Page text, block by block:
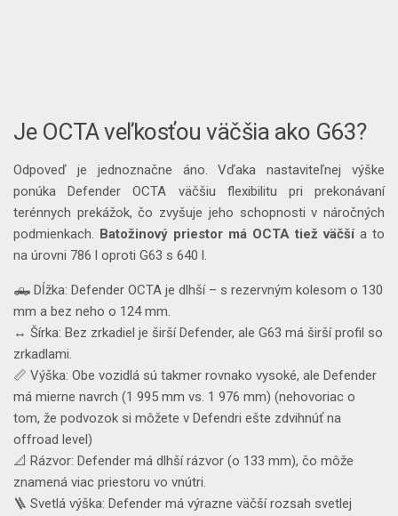
Je OCTA veľkosťou väčšia ako G63?
Odpoveď je jednoznačne áno. Vďaka nastaviteľnej výške
ponúka Defender OCTA väčšiu flexibilitu pri prekonávaní
terénnych prekážok, čo zvyšuje jeho schopnosti v náročných
podmienkach. Batožinový priestor má OCTA tiež väčšía to
na úrovni 786 l oproti G63 s 640 l.
🛻 Dĺžka: Defender OCTA je dlhší – s rezervným kolesom o 130
mm a bez neho o 124 mm.
↔️ Šírka: Bez zrkadiel je širší Defender, ale G63 má širší profil so
zrkadlami.
📏 Výška: Obe vozidlá sú takmer rovnako vysoké, ale Defender
má mierne navrch (1 995 mm vs. 1 976 mm) (nehovoriac o
tom, že podvozok si môžete v Defendri ešte zdvihnúť na
offroad level)
📐 Rázvor: Defender má dlhší rázvor (o 133 mm), čo môže
znamená viac priestoru vo vnútri.
🪜 Svetlá výška: Defender má výrazne väčší rozsah svetlej